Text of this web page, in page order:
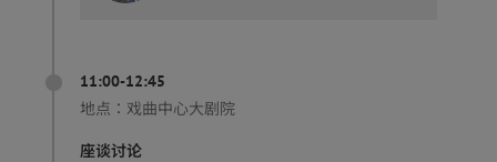
11:00-12:45
地点： 戏曲中心大剧院
座谈讨论